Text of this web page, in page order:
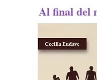
Al final del